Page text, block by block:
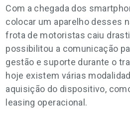
Com a chegada dos
colocar um aparelho desses
frota de motoristas caiu
possibilitou a comunicação
gestão e suporte durante o
hoje existem várias
aquisição do dispositivo,
leasing operacional.